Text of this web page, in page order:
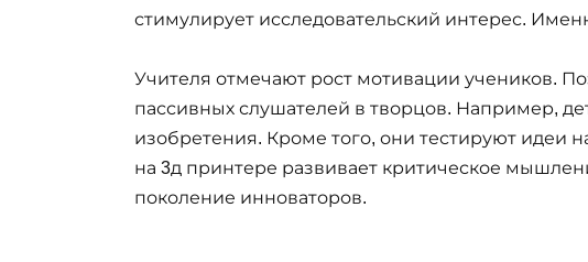
стимулирует исследовательский интерес.
Учителя отмечают рост мотивации учеников.
пассивных слушателей в творцов. Например,
изобретения. Кроме того, они тестируют идеи
на 3д принтере развивает критическое
поколение инноваторов.